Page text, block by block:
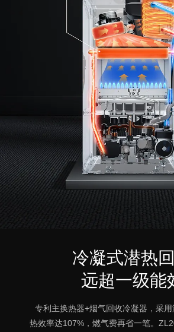
冷凝式潜热
远超一级能
专利主换热器+烟气回收冷凝器，采用
热效率达107%，燃气费再省一笔。